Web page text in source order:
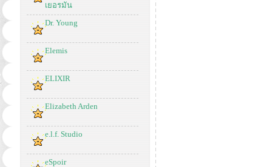
เยอรมัน
Dr. Young
Elemis
ELIXIR
Elizabeth Arden
e.l.f. Studio
eSpoir